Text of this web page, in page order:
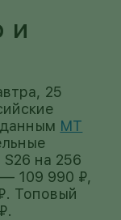
и
25
MT
на 256
109 990 ₽,
Топовый